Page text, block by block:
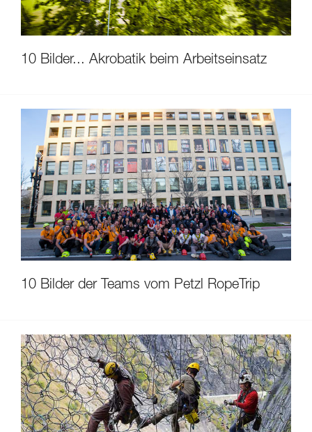
10 Bilder... Akrobatik beim Arbeitseinsatz
10 Bilder der Teams vom Petzl RopeTrip